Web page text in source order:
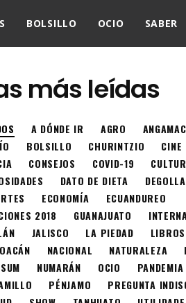
BOLSILLO OCIO SABER
más leídas
A DÓNDE IR AGRO
BOLSILLO CHURINTZIO CINE
CONSEJOS COVID-19
DATO DE DIETA
ECONOMÍA
ECUANDUREO
2018
GUANAJUATO
JALISCO LA PIEDAD
LIBROS
NACIONAL NATURALEZA
NUMARÁN OCIO
PANDEMIA
PÉNJAMO
PREGUNTA